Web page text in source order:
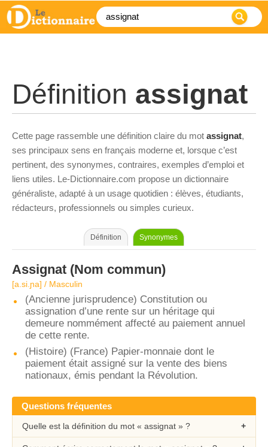
Définition assignat
Cette page rassemble une définition claire du mot assignat,
ses principaux sens en français moderne et, lorsque c’est
pertinent, des synonymes, contraires, exemples d’emploi et
liens utiles. Le-Dictionnaire.com propose un dictionnaire
généraliste, adapté à un usage quotidien : élèves, étudiants,
rédacteurs, professionnels ou simples curieux.
Définition Synonymes
Assignat (Nom commun)
[a.si.ɲa] / Masculin
(Ancienne jurisprudence) Constitution ou
assignation d’une rente sur un héritage qui
demeure nommément affecté au paiement annuel
de cette rente.
(Histoire) (France) Papier-monnaie dont le
paiement était assigné sur la vente des biens
nationaux, émis pendant la Révolution.
Questions fréquentes
Quelle est la définition du mot « assignat » ?